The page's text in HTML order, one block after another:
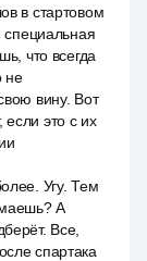
в стартовом
специальная
что всегда
не
вину. Вот
если это с их
Угу. Тем
А
Все,
спартака